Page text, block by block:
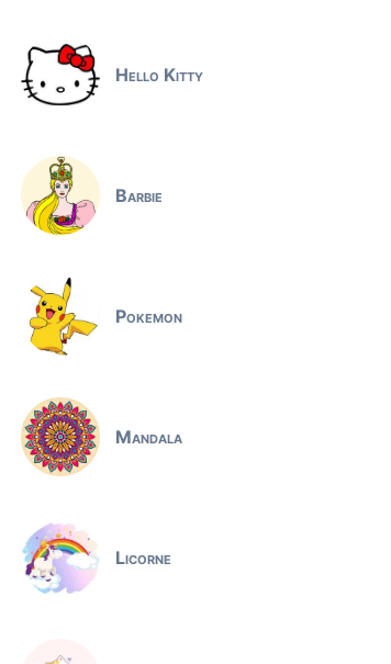
Hello Kitty
Barbie
Pokemon
Mandala
Licorne